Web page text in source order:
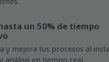
un 50% de tiempo
y mejora tus procesos al